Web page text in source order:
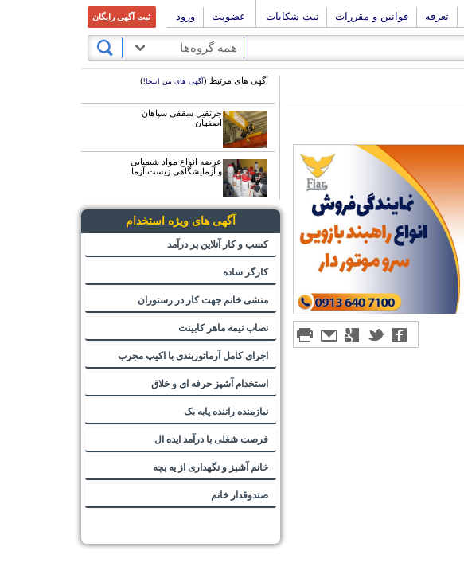
تعرفه قوانین و مقررات ثبت شکایات عضویت ورود ثبت آگهی رایگان
همه گروه‌ها
آگهی های مرتبط (آگهی های من اینجا!)
جرثقیل سقفی سپاهان
اصفهان
عرضه انواع مواد شیمیایی
و آزمایشگاهی زیست آزما
آگهی های ویژه استخدام
کسب و کار آنلاین پر درآمد
کارگر ساده
منشی خانم جهت کار در رستوران
نصاب نیمه ماهر کابینت
اجرای کامل آرماتوربندی با اکیپ مجرب
استخدام آشپز حرفه ای و خلاق
نیازمنده راننده پایه یک
فرصت شغلی با درآمد ایده ال
خانم آشپز و نگهداری از یه بچه
صندوقدار خانم